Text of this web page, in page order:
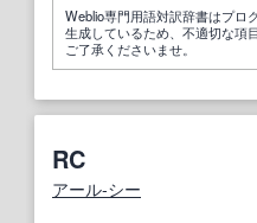
Weblio専門用語対訳辞書はプロ
生成しているため、不適切な項
ご了承くださいませ。
RC
アール‐シー